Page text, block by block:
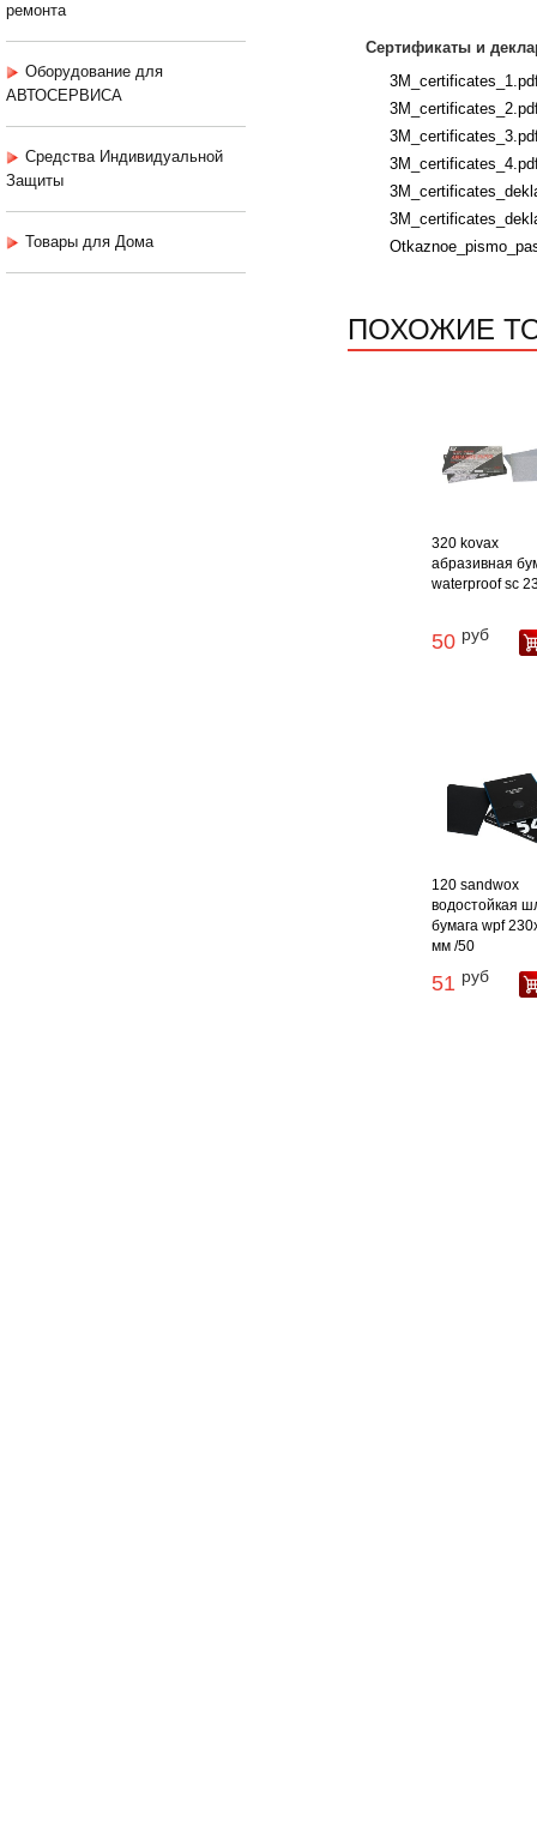
ремонта
Оборудование для
АВТОСЕРВИСА
Средства Индивидуальной
Защиты
Товары для Дома
Сертификаты и
ПОХОЖИЕ
320 kovax
абразивная
waterproof sc
50 руб
120 sandwox
водостойкая
бумага wpf
мм /50
51 руб